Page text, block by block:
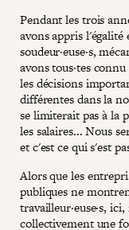
Pendant les trois
avons appris
soudeur·euse·s,
avons tous·tes
les décisions
différentes dans la
se limiterait pas à la
les salaires... Nous
et c'est ce qui s'est
Alors que les
publiques ne
travailleur·euse·s,
collectivement une